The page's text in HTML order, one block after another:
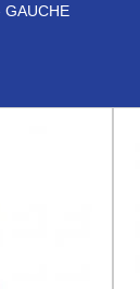
GAUCHE